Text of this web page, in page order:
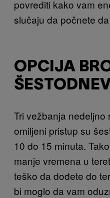
povrediti kako vam
slučaju da počnete
OPCIJA
Tri vežbanja nedeljno
omiljeni pristup su
10 do 15 minuta.
manje vremena u
teško da dođete do
bi moglo da vam